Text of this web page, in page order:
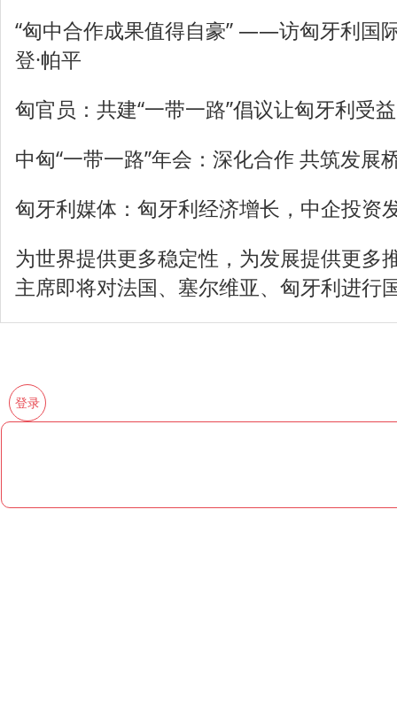
“匈中合作成果值得自豪” ——访匈牙利国
登·帕平
匈官员：共建“一带一路”倡议让匈牙利受
中匈“一带一路”年会：深化合作 共筑发展
匈牙利媒体：匈牙利经济增长，中企投资
为世界提供更多稳定性，为发展提供更
主席即将对法国、塞尔维亚、匈牙利进行
登录